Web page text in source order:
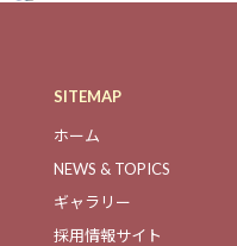
SITEMAP
ホーム
NEWS & TOPICS
ギャラリー
採用情報サイト